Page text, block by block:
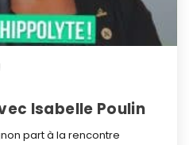
Isabelle Poulin
part à la rencontre